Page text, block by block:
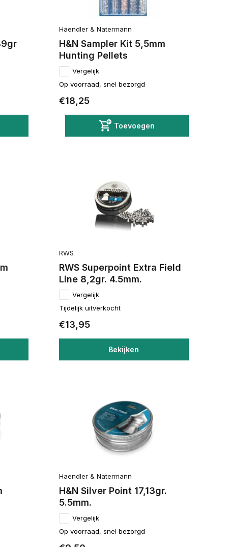
Haendler & Natermann
H&N Sampler Kit 5,5mm
Hunting Pellets
Vergelijk
Op voorraad, snel bezorgd
€18,25
Toevoegen
RWS
RWS Superpoint Extra Field
Line 8,2gr. 4.5mm.
Vergelijk
Tijdelijk uitverkocht
€13,95
Bekijken
Haendler & Natermann
H&N Silver Point 17,13gr.
5.5mm.
Vergelijk
Op voorraad, snel bezorgd